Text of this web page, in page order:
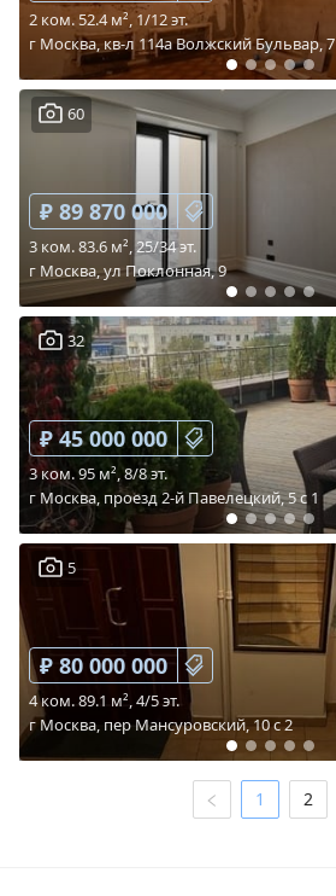
2 ком. 52.4 м², 1/12 эт.
г Москва, кв-л 114а Волжский Бульвар, 7
60
₽ 89 870 000
3 ком. 83.6 м², 25/34 эт.
г Москва, ул Поклонная, 9
32
₽ 45 000 000
3 ком. 95 м², 8/8 эт.
г Москва, проезд 2-й Павелецкий, 5 c 1
5
₽ 80 000 000
4 ком. 89.1 м², 4/5 эт.
г Москва, пер Мансуровский, 10 c 2
1 2